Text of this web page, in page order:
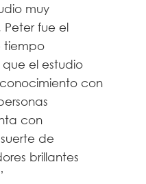
muy
fue el
tiempo
el estudio
con
con
de
brillantes